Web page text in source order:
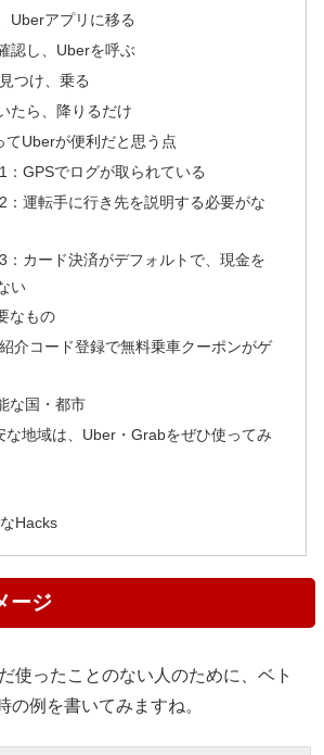
Uberアプリに移る
認し、Uberを呼ぶ
つけ、乗る
たら、降りるだけ
てUberが便利だと思う点
：GPSでログが取られている
：運転手に行き先を説明する必要がな
：カード決済がデフォルトで、現金を
い
なもの
介コード登録で無料乗車クーポンがゲ
な国・都市
な地域は、Uber・Grabをぜひ使ってみ
Hacks
ージ
使ったことのない人のために、ベト
の例を書いてみますね。